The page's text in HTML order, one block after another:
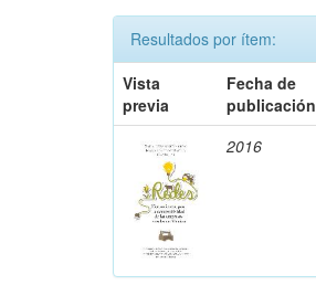
Resultados por ítem:
Vista
previa
Fecha de
publicación
2016